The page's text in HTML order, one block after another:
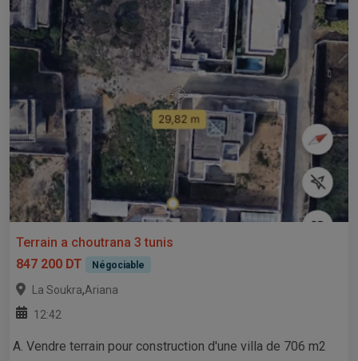
Terrain a choutrana 3 tunis
847 200 DT
Négociable
La Soukra,Ariana
12:42
A. Vendre terrain pour construction d'une villa de 706 m2